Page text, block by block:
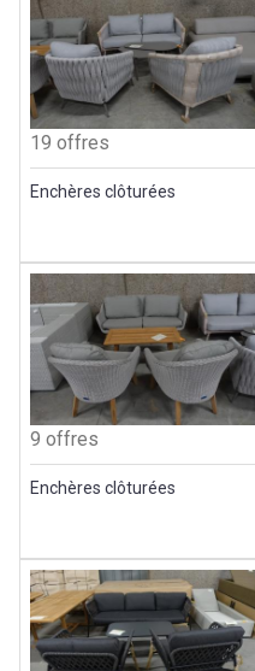
19 offres
Enchères clôturées
9 offres
Enchères clôturées